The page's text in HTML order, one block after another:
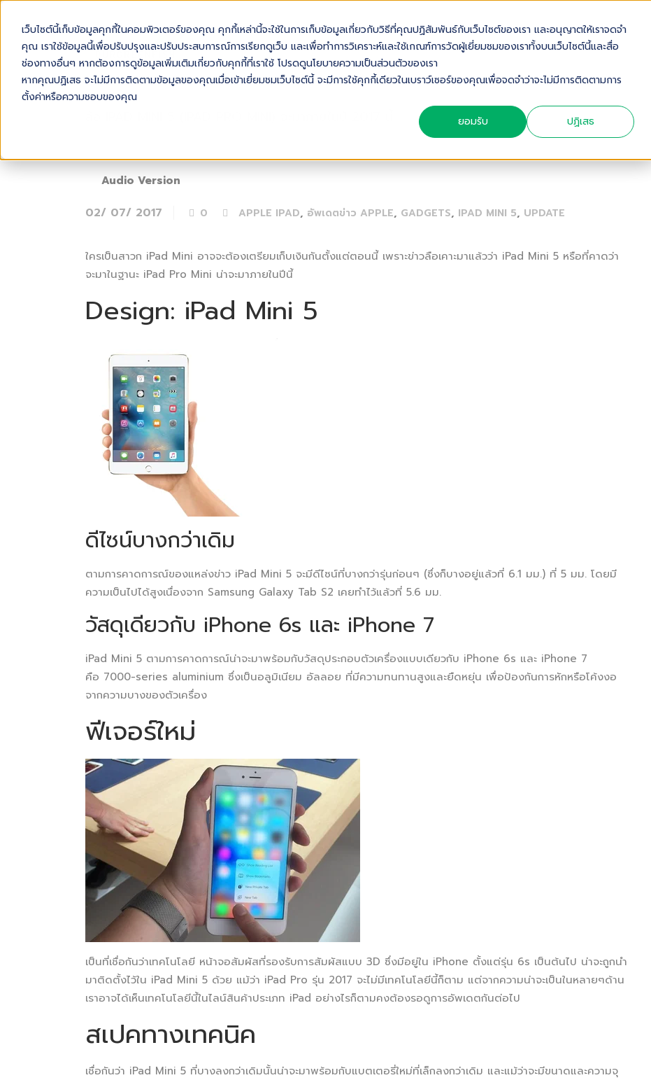
เว็บไซต์นี้เก็บข้อมูลคุกกี้ในคอมพิวเตอร์ของคุณ คุกกี้เหล่านี้จะใช้ในการเก็บข้อมูลเกี่ยวกับวิธีที่คุณปฏิสัมพันธ์กับเว็บไซต์ของเรา และอนุญาตให้เราจดจำ
คุณ เราใช้ข้อมูลนี้เพื่อปรับปรุงและปรับประสบการณ์การเรียกดูเว็บ และเพื่อทำการวิเคราะห์และใช้เกณฑ์การวัดผู้เยี่ยมชมของเราทั้งบนเว็บไซต์นี้และสื่อ
ช่องทางอื่นๆ หากต้องการดูข้อมูลเพิ่มเติมเกี่ยวกับคุกกี้ที่เราใช้ โปรดดูนโยบายความเป็นส่วนตัวของเรา
หากคุณปฏิเสธ จะไม่มีการติดตามข้อมูลของคุณเมื่อเข้าเยี่ยมชมเว็บไซต์นี้ จะมีการใช้คุกกี้เดียวในเบราว์เซอร์ของคุณเพื่อจดจำว่าจะไม่มีการติดตามการ
ตั้งค่าหรือความชอบของคุณ
ยอมรับ
ปฏิเสธ
ABOUT US SOLUTIONS INDUSTRIES SERVICES & SUPPORT
Audio Version
02/ 07/ 2017 0 APPLE IPAD, อัพเดตข่าว APPLE, GADGETS, IPAD MINI 5, UPDATE
ใครเป็นสาวก iPad Mini อาจจะต้องเตรียมเก็บเงินกันตั้งแต่ตอนนี้ เพราะข่าวลือเคาะมาแล้วว่า iPad Mini 5 หรือที่คาดว่า
จะมาในฐานะ iPad Pro Mini น่าจะมาภายในปีนี้
Design: iPad Mini 5
ดีไซน์บางกว่าเดิม
ตามการคาดการณ์ของแหล่งข่าว iPad Mini 5 จะมีดีไซน์ที่บางกว่ารุ่นก่อนๆ (ซึ่งก็บางอยู่แล้วที่ 6.1 มม.) ที่ 5 มม. โดยมี
ความเป็นไปได้สูงเนื่องจาก Samsung Galaxy Tab S2 เคยทำไว้แล้วที่ 5.6 มม.
วัสดุเดียวกับ iPhone 6s และ iPhone 7
iPad Mini 5 ตามการคาดการณ์น่าจะมาพร้อมกับวัสดุประกอบตัวเครื่องแบบเดียวกับ iPhone 6s และ iPhone 7
คือ 7000-series aluminium ซึ่งเป็นอลูมิเนียม อัลลอย ที่มีความทนทานสูงและยืดหยุ่น เพื่อป้องกันการหักหรือโค้งงอ
จากความบางของตัวเครื่อง
ฟีเจอร์ใหม่
เป็นที่เชื่อกันว่าเทคโนโลยี หน้าจอสัมผัสที่รองรับการสัมผัสแบบ 3D ซึ่งมีอยู่ใน iPhone ตั้งแต่รุ่น 6s เป็นต้นไป น่าจะถูกนำ
มาติดตั้งไว้ใน iPad Mini 5 ด้วย แม้ว่า iPad Pro รุ่น 2017 จะไม่มีเทคโนโลยีนี้ก็ตาม แต่จากความน่าจะเป็นในหลายๆด้าน
เราอาจได้เห็นเทคโนโลยีนี้ในไลน์สินค้าประเภท iPad อย่างไรก็ตามคงต้องรอดูการอัพเดตกันต่อไป
สเปคทางเทคนิค
เชื่อกันว่า iPad Mini 5 ที่บางลงกว่าเดิมนั้นน่าจะมาพร้อมกับแบตเตอรี่ใหม่ที่เล็กลงกว่าเดิม และแม้ว่าจะมีขนาดและความจุ